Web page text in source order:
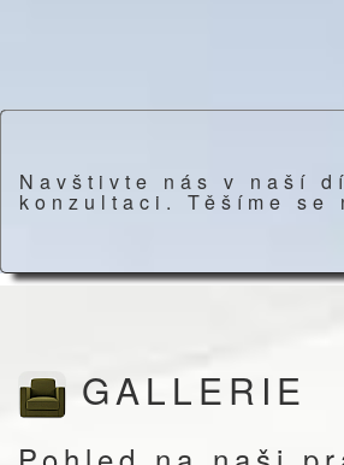
Navštivte nás v naší
konzultaci. Těšíme se
GALLERIE